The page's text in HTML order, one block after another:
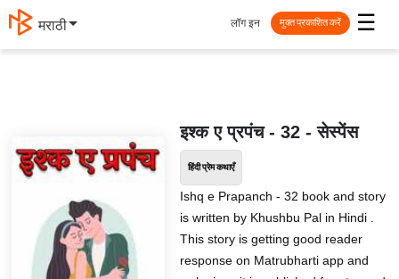
मराठी ☰
लॉग इन मुक्त प्रकाशित करें
इश्क ए प्रपंच - 32 - सेस्पेंस
हिंदी प्रेम कथाएँ
Ishq e Prapanch - 32 book and story
is written by Khushbu Pal in Hindi .
This story is getting good reader
response on Matrubharti app and